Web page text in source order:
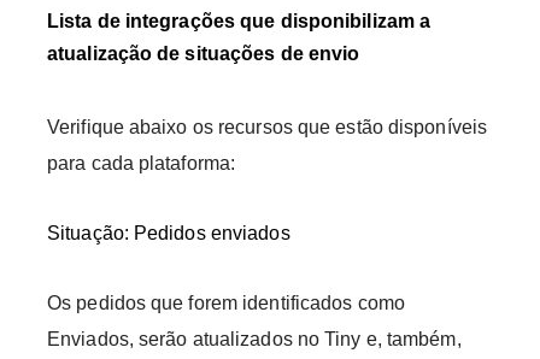
Lista de integrações que disponibilizam a
atualização de situações de envio
Verifique abaixo os recursos que estão disponíveis
para cada plataforma:
Situação: Pedidos enviados
Os pedidos que forem identificados como
Enviados, serão atualizados no Tiny e, também,